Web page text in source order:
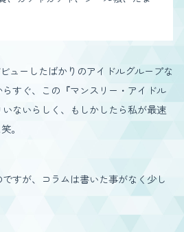
ューしたばかりのアイドルグループな
すぐ、この『マンスリー・アイドル
ないらしく、もしかしたら私が最速
。
すが、コラムは書いた事がなく少し